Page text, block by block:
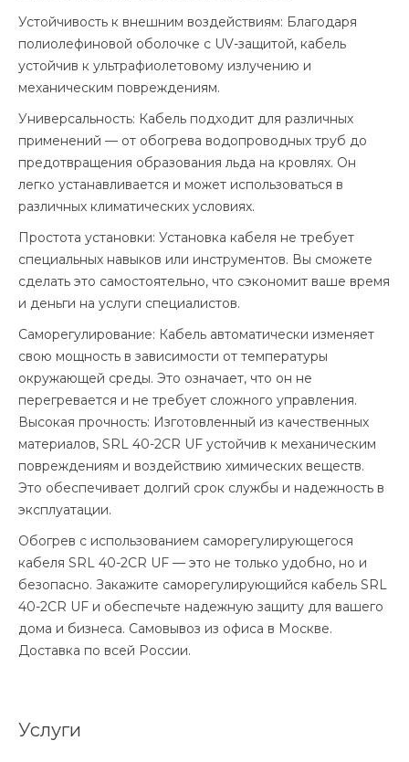
Устойчивость к внешним воздействиям: Благодаря
полиолефиновой оболочке с UV-защитой, кабель
устойчив к ультрафиолетовому излучению и
механическим повреждениям.
Универсальность: Кабель подходит для различных
применений — от обогрева водопроводных труб до
предотвращения образования льда на кровлях. Он
легко устанавливается и может использоваться в
различных климатических условиях.
Простота установки: Установка кабеля не требует
специальных навыков или инструментов. Вы сможете
сделать это самостоятельно, что сэкономит ваше время
и деньги на услуги специалистов.
Саморегулирование: Кабель автоматически изменяет
свою мощность в зависимости от температуры
окружающей среды. Это означает, что он не
перегревается и не требует сложного управления.
Высокая прочность: Изготовленный из качественных
материалов, SRL 40-2CR UF устойчив к механическим
повреждениям и воздействию химических веществ.
Это обеспечивает долгий срок службы и надежность в
эксплуатации.
Обогрев с использованием саморегулирующегося
кабеля SRL 40-2CR UF — это не только удобно, но и
безопасно. Закажите саморегулирующийся кабель SRL
40-2CR UF и обеспечьте надежную защиту для вашего
дома и бизнеса. Самовывоз из офиса в Москве.
Доставка по всей России.
Услуги